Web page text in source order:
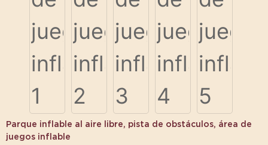
Parque inflable al aire libre, pista de obstáculos, área de
juegos inflable